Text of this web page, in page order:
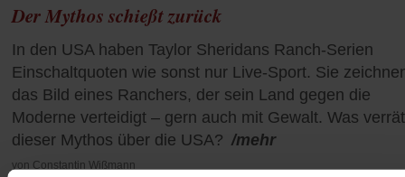
Der Mythos schießt zurück
In den USA haben Taylor Sheridans Ranch-Serien
Einschaltquoten wie sonst nur Live-Sport. Sie
das Bild eines Ranchers, der sein Land gegen die
Moderne verteidigt – gern auch mit Gewalt. Was verrät
dieser Mythos über die USA? /mehr
von Constantin Wißmann